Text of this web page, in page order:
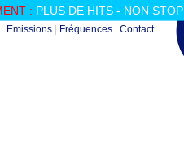
: PLUS DE HITS - NON STOP
Emissions Fréquences Contact